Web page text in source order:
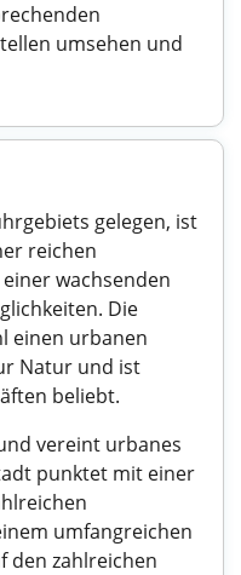
umsehen und
gelegen, ist
reichen
wachsenden
Die
einen urbanen
Natur und ist
beliebt.
vereint urbanes
punktet mit einer
umfangreichen
den zahlreichen